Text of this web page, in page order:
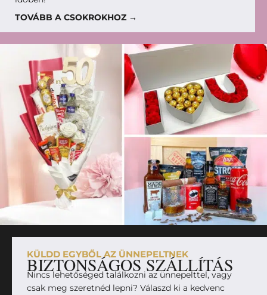
TOVÁBB A CSOKROKHOZ →
KÜLDD EGYBŐL AZ ÜNNEPELTNEK
BIZTONSÁGOS SZÁLLÍTÁS
Nincs lehetőséged találkozni az ünnepelttel, vagy
csak meg szeretnéd lepni? Válaszd ki a kedvenc